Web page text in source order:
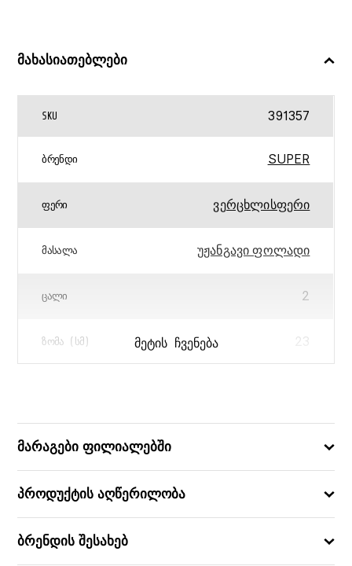
მახასიათებლები
SKU 391357
ᲑᲠᲔᲜᲓᲘ SUPER
ᲤᲔᲠᲘ ვერცხლისფერი
ᲛᲐᲡᲐᲚᲐ უჟანგავი ფოლადი
ᲪᲐᲚᲘ 2
ᲖᲝᲛᲐ (ᲡᲛ) 23
ᲛᲔᲢᲘᲡ ᲩᲕᲔᲜᲔᲑᲐ
მარაგები ფილიალებში
პროდუქტის აღწერილობა
ბრენდის შესახებ